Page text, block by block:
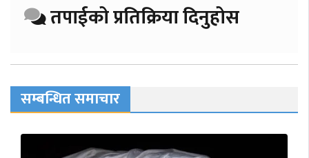
तपाईको प्रतिक्रिया दिनुहोस
सम्बन्धित समाचार